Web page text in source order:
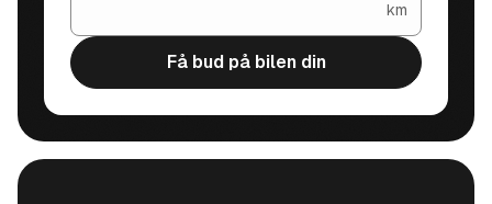
km
Få bud på bilen din